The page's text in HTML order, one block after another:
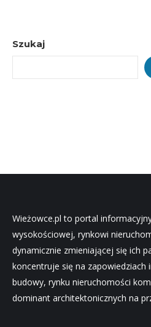
Szukaj
Wieżowce.pl to portal
wysokościowej, rynkowi
dynamicznie zmieniającej się ich
koncentruje się na zapowiedziach
budowy, rynku nieruchomości
dominant architektonicznych na